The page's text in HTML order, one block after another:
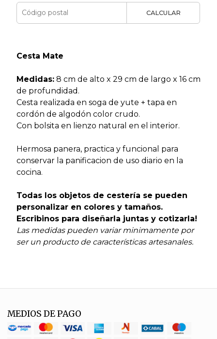
CALCULAR
Cesta Mate
Medidas:8 cm de alto x 29 cm de largo x 16 cm
de profundidad.
Cesta realizada en soga de yute + tapa en
cordón de algodón color crudo.
Con bolsita en lienzo natural en el interior.
Hermosa panera, practica y funcional para
conservar la panificacion de uso diario en la
cocina.
Todas los objetos de cestería se pueden
personalizar en colores y tamaños.
Escribinos para diseñarla juntas y cotizarla!
Las medidas pueden variar minimamente por
ser un producto de características artesanales.
MEDIOS DE PAGO